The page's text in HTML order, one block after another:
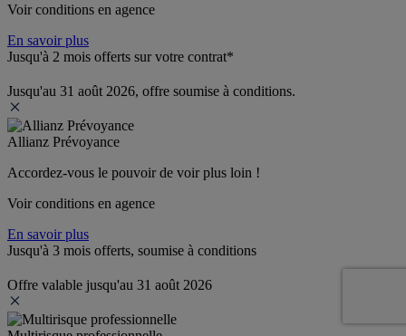
Voir conditions en agence
En savoir plus
Jusqu'à 2 mois offerts sur votre contrat*
Jusqu'au 31 août 2026, offre soumise à conditions.
Allianz Prévoyance
Accordez-vous le pouvoir de voir plus loin !
Voir conditions en agence
En savoir plus
Jusqu'à 3 mois offerts, soumise à conditions
Offre valable jusqu'au 31 août 2026